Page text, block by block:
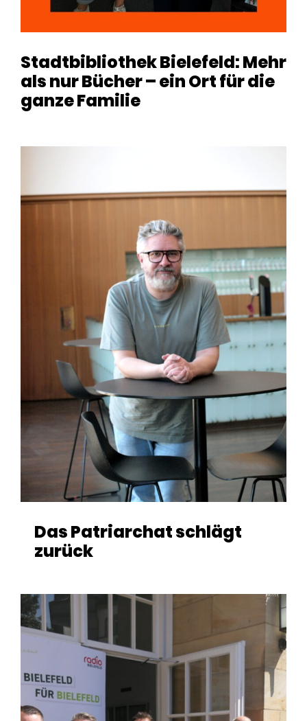
Stadtbibliothek Bielefeld: Mehr
als nur Bücher – ein Ort für die
ganze Familie
Das Patriarchat schlägt
zurück